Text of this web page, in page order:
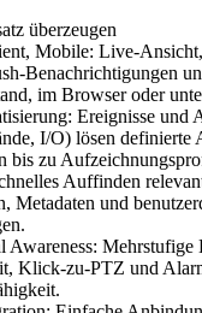
überzeugen
Mobile: Live-
Benachrichtigungen
im Browser oder
Ereignisse und
I/O) lösen definierte
bis zu
Auffinden
Metadaten und
Awareness: Mehrstufige
Klick-zu-PTZ und